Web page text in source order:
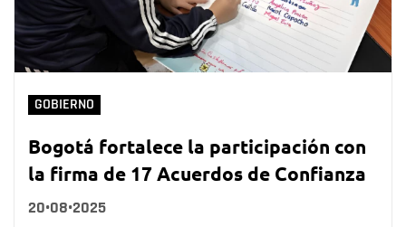
GOBIERNO
Bogotá fortalece la participación con
la firma de 17 Acuerdos de Confianza
20•08•2025